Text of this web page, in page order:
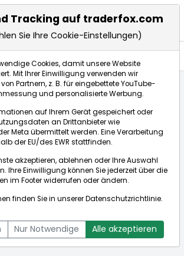
Bid:60,180€Ask:60,330€
Tracking auf traderfox.com
Sie Ihre Cookie-Einstellungen)
Cookies, damit unsere Website
Mit Ihrer Einwilligung verwenden wir
Partnern, z. B. für eingebettete YouTube-
und personalisierte Werbung.
auf Ihrem Gerät gespeichert oder
an Drittanbieter wie
Meta übermittelt werden. Eine Verarbeitung
der EU/des EWR stattfinden.
akzeptieren, ablehnen oder Ihre Auswahl
Ihre Einwilligung können Sie jederzeit über die
im Footer widerrufen oder ändern.
finden Sie in unsererDatenschutzrichtlinie.
Nur Notwendige Alle akzeptieren